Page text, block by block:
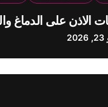
الاذن على الدماغ